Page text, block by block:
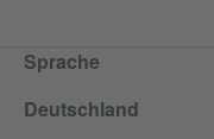
Sprache
Deutschland